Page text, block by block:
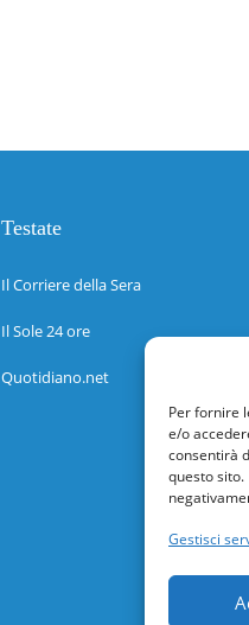
Per fornire
e/o
consentirà
questo
Gestisci
Testate
Il Corriere della Sera
Il Sole 24 ore
Quotidiano.net